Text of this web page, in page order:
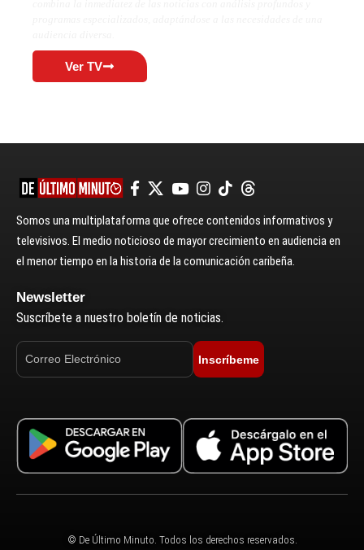
Ver TV
Somos una multiplataforma que ofrece contenidos informativos y
televisivos. El medio noticioso de mayor crecimiento en audiencia en
el menor tiempo en la historia de la comunicación caribeña.
Newsletter
Suscríbete a nuestro boletín de noticias.
Inscríbeme
© De Último Minuto. Todos los derechos reservados.